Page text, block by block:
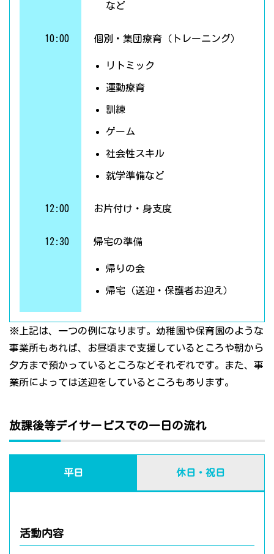
など
10:00 個別・集団療育（トレーニング）
リトミック
運動療育
訓練
ゲーム
社会性スキル
就学準備など
12:00 お片付け・身支度
12:30 帰宅の準備
帰りの会
帰宅（送迎・保護者お迎え）
※上記は、一つの例になります。幼稚園や保育園のような
事業所もあれば、お昼頃まで支援しているところや朝から
夕方まで預かっているところなどそれぞれです。また、事
業所によっては送迎をしているところもあります。
放課後等デイサービスでの一日の流れ
平日 休日・祝日
活動内容